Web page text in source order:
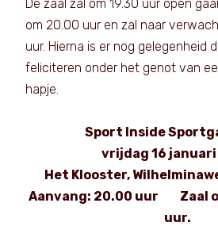
De zaal zal om 19.30 uur open
om 20.00 uur en zal naar
uur. Hierna is er nog gelegenheid
feliciteren onder het genot van
hapje.
Sport Inside
vrijdag 16
Het Klooster,
Aanvang: 20.00 uur Zaal
uur.